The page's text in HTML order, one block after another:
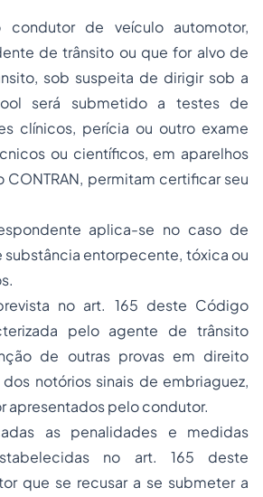
condutor de veículo automotor,
de trânsito ou que for alvo de
sob suspeita de dirigir sob a
será submetido a testes de
clínicos, perícia ou outro exame
ou científicos, em aparelhos
permitam certificar seu
aplica-se no caso de
substância entorpecente, tóxica ou
no art. 165 deste Código
pelo agente de trânsito
de outras provas em direito
notórios sinais de embriaguez,
apresentados pelo condutor.
as penalidades e medidas
no art. 165 deste
que se recusar a se submeter a